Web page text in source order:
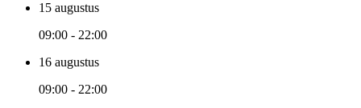
15 augustus
09:00 - 22:00
16 augustus
09:00 - 22:00